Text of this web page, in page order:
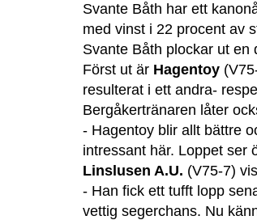
Svante Båth har ett
med vinst i 22 procent av
Svante Båth plockar ut en
Först ut är Hagentoy
resulterat i ett andra-
Bergåkertränaren låter
- Hagentoy blir allt bättre
intressant här. Loppet ser
Linslusen A.U. (V75-7)
- Han fick ett tufft lopp
vettig segerchans. Nu